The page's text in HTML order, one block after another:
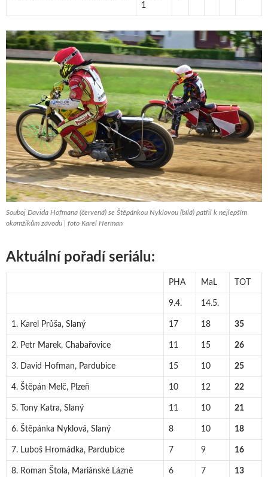
1
Souboj Davida Hofmana (červená) se Štěpánkou Nyklovou (bílá) patřil k nejlepším
okamžikům závodu | foto Karel Herman
Aktuální pořadí seriálu:
PHA MaL TOT
9.4. 14.5.
1. Karel Průša, Slaný 17 18 35
2. Petr Marek, Chabařovice 11 15 26
3. David Hofman, Pardubice 15 10 25
4. Štěpán Melč, Plzeň 10 12 22
5. Tony Katra, Slaný 11 10 21
6. Štěpánka Nyklová, Slaný 8 10 18
7. Luboš Hromádka, Pardubice 7 9 16
8. Roman Štola, Mariánské Lázně 6 7 13